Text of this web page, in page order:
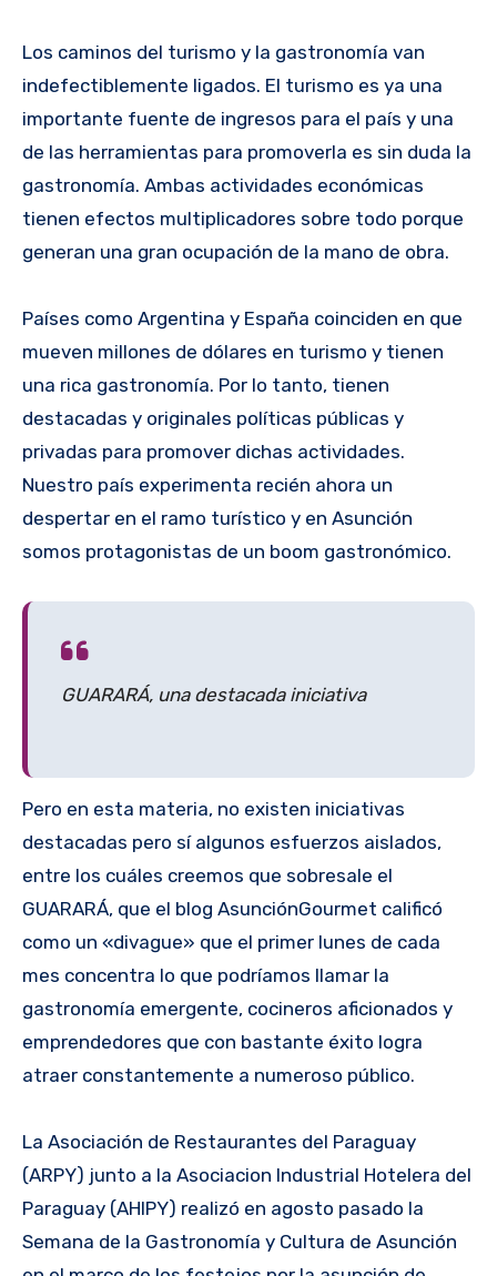
Los caminos del turismo y la gastronomía van
indefectiblemente ligados. El turismo es ya una
importante fuente de ingresos para el país y una
de las herramientas para promoverla es sin duda la
gastronomía. Ambas actividades económicas
tienen efectos multiplicadores sobre todo porque
generan una gran ocupación de la mano de obra.
Países como Argentina y España coinciden en que
mueven millones de dólares en turismo y tienen
una rica gastronomía. Por lo tanto, tienen
destacadas y originales políticas públicas y
privadas para promover dichas actividades.
Nuestro país experimenta recién ahora un
despertar en el ramo turístico y en Asunción
somos protagonistas de un boom gastronómico.
GUARARÁ, una destacada iniciativa
Pero en esta materia, no existen iniciativas
destacadas pero sí algunos esfuerzos aislados,
entre los cuáles creemos que sobresale el
GUARARÁ, que el blog AsunciónGourmet calificó
como un «divague» que el primer lunes de cada
mes concentra lo que podríamos llamar la
gastronomía emergente, cocineros aficionados y
emprendedores que con bastante éxito logra
atraer constantemente a numeroso público.
La Asociación de Restaurantes del Paraguay
(ARPY) junto a la Asociacion Industrial Hotelera del
Paraguay (AHIPY) realizó en agosto pasado la
Semana de la Gastronomía y Cultura de Asunción